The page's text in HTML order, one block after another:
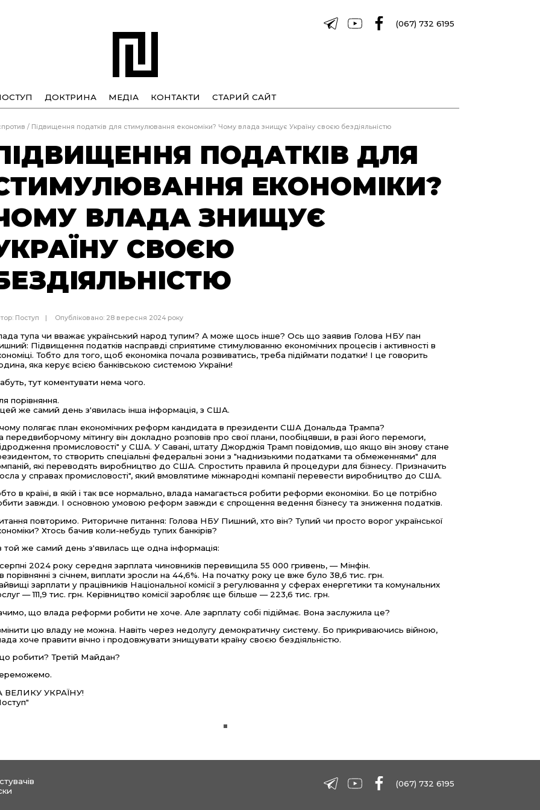
(067) 732 6195
ДОКТРИНА МЕДІА КОНТАКТИ СТАРИЙ САЙТ
/ Підвищення податків для стимулювання економіки? Чому влада знищує Україну своєю бездіяльністю
ПОДАТКІВ ДЛЯ
ЕКОНОМІКИ?
ВЛАДА ЗНИЩУЄ
СВОЄЮ
Поступ Опубліковано: 28 вересня 2024 року
тупа чи вважає український народ тупим? А може щось інше? Ось що заявив Голова НБУ пан
Підвищення податків насправді сприятиме стимулюванню економічних процесів і активності в
Тобто для того, щоб економіка почала розвиватись, треба підіймати податки! І це говорить
яка керує всією банківською системою України!
тут коментувати нема чого.
порівняння.
же самий день з'явилась інша інформація, з США.
полягає план економічних реформ кандидата в президенти США Дональда Трампа?
передвиборчому мітингу він докладно розповів про свої плани, пообіцявши, в разі його перемоги,
промисловості" у США. У Савані, штату Джорджія Трамп повідомив, що якщо він знову стане
то створить спеціальні федеральні зони з "наднизькими податками та обмеженнями" для
які переводять виробництво до США. Спростить правила й процедури для бізнесу. Призначить
у справах промисловості", який вмовлятиме міжнародні компанії перевести виробництво до США.
в країні, в якій і так все нормально, влада намагається робити реформи економіки. Бо це потрібно
завжди. І основною умовою реформ завжди є спрощення ведення бізнесу та зниження податків.
повторимо. Риторичне питання: Голова НБУ Пишний, хто він? Тупий чи просто ворог української
Хтось бачив коли-небудь тупих банкірів?
той же самий день з'явилась ще одна інформація:
2024 року середня зарплата чиновників перевищила 55 000 гривень, — Мінфін.
порівнянні з січнем, виплати зросли на 44,6%. На початку року це вже було 38,6 тис. грн.
зарплати у працівників Національної комісії з регулювання у сферах енергетики та комунальних
— 111,9 тис. грн. Керівництво комісії заробляє ще більше — 223,6 тис. грн.
що влада реформи робити не хоче. Але зарплату собі підіймає. Вона заслужила це?
цю владу не можна. Навіть через недолугу демократичну систему. Бо прикриваючись війною,
хоче правити вічно і продовжувати знищувати країну своєю бездіяльністю.
робити? Третій Майдан?
ВЕЛИКУ УКРАЇНУ!
(067) 732 6195